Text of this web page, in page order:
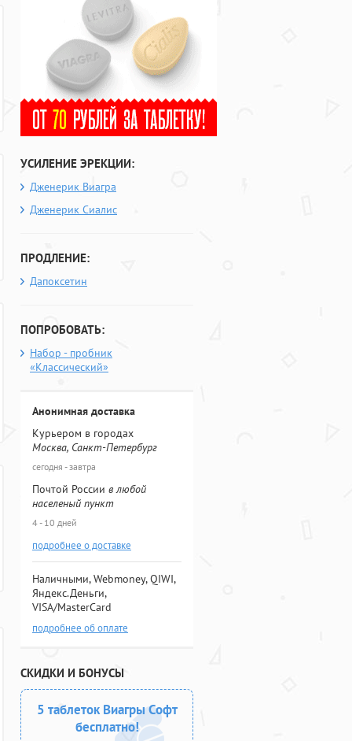
УСИЛЕНИЕ ЭРЕКЦИИ:
Дженерик Виагра
Дженерик Сиалис
ПРОДЛЕНИЕ:
Дапоксетин
ПОПРОБОВАТЬ:
Набор - пробник
«Классический»
Анонимная доставка
Курьером в городах
Москва, Санкт-Петербург
сегодня - завтра
Почтой России в любой
населеный пункт
4 - 10 дней
подробнее о доставке
Наличными, Webmoney, QIWI,
Яндекс.Деньги,
VISA/MasterCard
подробнее об оплате
СКИДКИ И БОНУСЫ
5 таблеток Виагры Софт
бесплатно!